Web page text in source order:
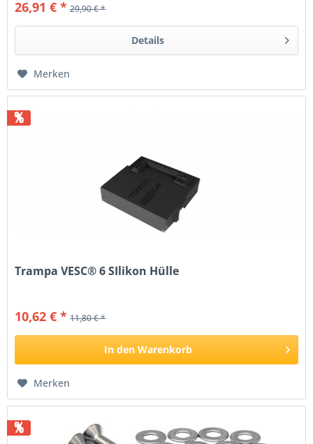
26,91 € * 29,90 € *
Details
Merken
%
Trampa VESC® 6 SIlikon Hülle
10,62 € * 11,80 € *
In den Warenkorb
Merken
%